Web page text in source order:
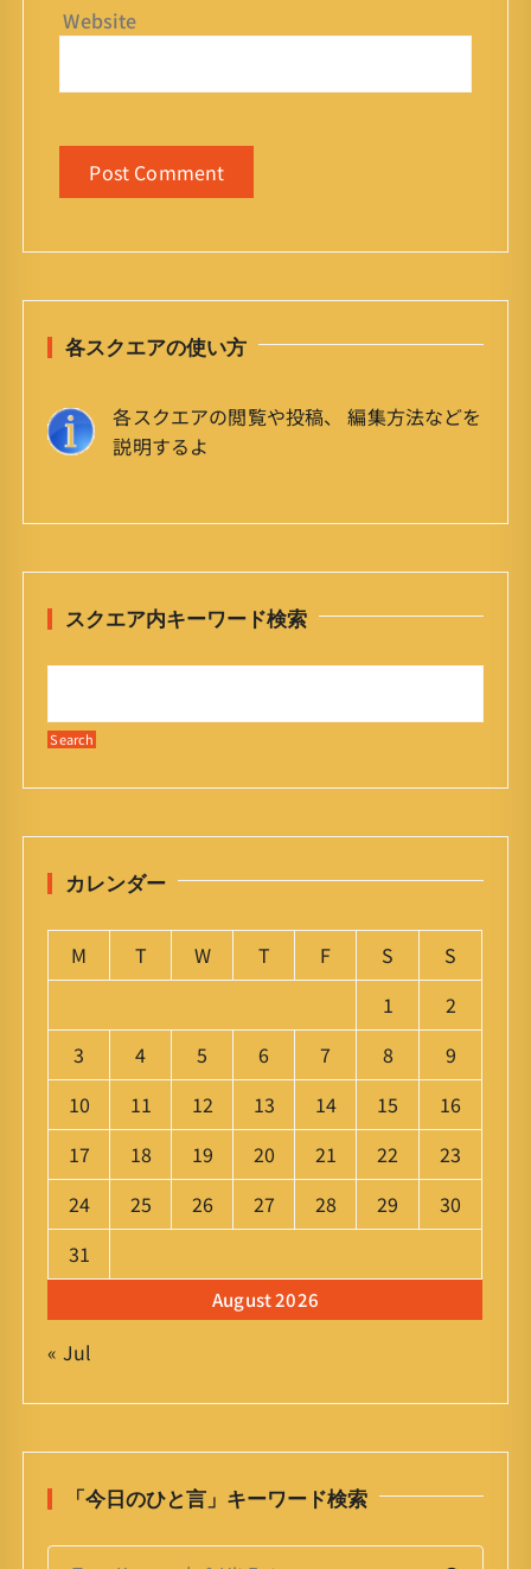
Website
各スクエアの使い方
各スクエアの閲覧や投稿、 編集方法などを
説明するよ
スクエア内キーワード検索
カレンダー
August 2026
M T W T F S
S
1
2
3
4 5 6 7 8
9
10
11 12 13 14 15
16
17
18 19 20 21 22
23
24
25 26 27 28 29
30
31
« Jul
「今日のひと言」キーワード検索
S